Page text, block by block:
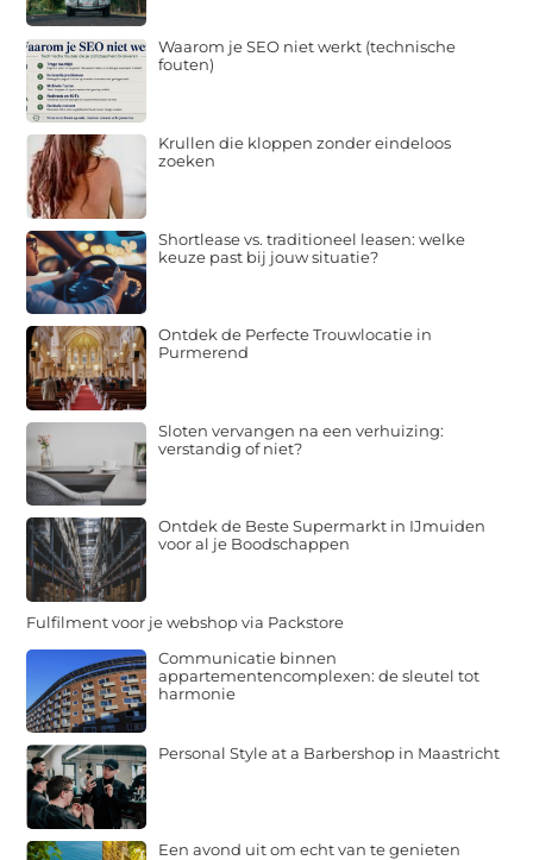
Waarom je SEO niet werkt (technische
fouten)
Krullen die kloppen zonder eindeloos
zoeken
Shortlease vs. traditioneel leasen: welke
keuze past bij jouw situatie?
Ontdek de Perfecte Trouwlocatie in
Purmerend
Sloten vervangen na een verhuizing:
verstandig of niet?
Ontdek de Beste Supermarkt in IJmuiden
voor al je Boodschappen
Fulfilment voor je webshop via Packstore
Communicatie binnen
appartementencomplexen: de sleutel tot
harmonie
Personal Style at a Barbershop in Maastricht
Een avond uit om echt van te genieten